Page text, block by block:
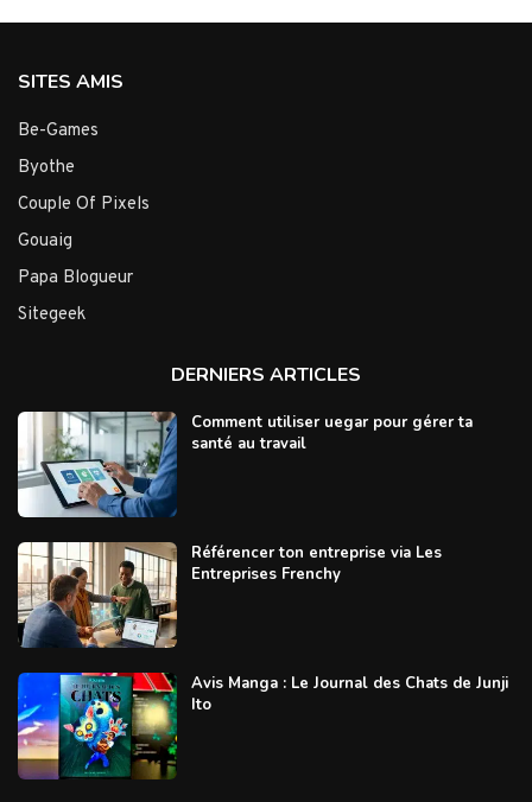
SITES AMIS
Be-Games
Byothe
Couple Of Pixels
Gouaig
Papa Blogueur
Sitegeek
DERNIERS ARTICLES
Comment utiliser uegar pour gérer ta
santé au travail
Référencer ton entreprise via Les
Entreprises Frenchy
Avis Manga : Le Journal des Chats de Junji
Ito